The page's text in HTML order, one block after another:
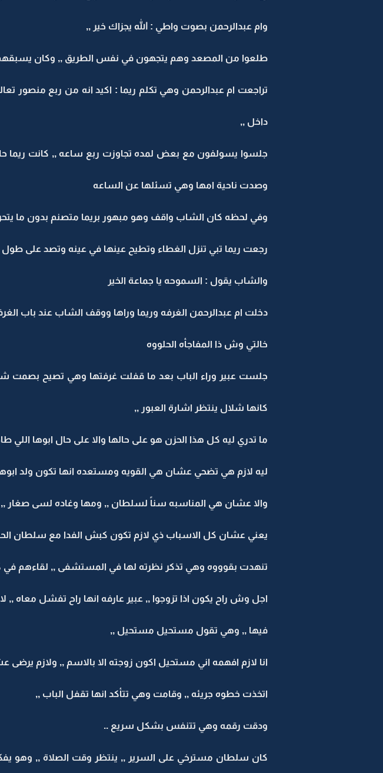
وام عبدالرحمن بصوت واطي : الله يجزاك خير ,,
طلعوا من المصعد وهم يتجهون في نفس الطريق ,, وكان
تراجعت ام عبدالرحمن وهي تكلم ريما : اكيد انه من ربع منصور
داخل ,,
جلسوا يسولفون مع بعض لمده تجاوزت ربع ساعه ,, كانت ريما
وصدت ناحية امها وهي تسئلها عن الساعه
وفي لحظه كان الشاب واقف وهو مبهور بريما متصنم بدون ما
رجعت ريما تبي تنزل الغطاء وتطيح عينها في عينه وتصد على
والشاب يقول : السموحه يا جماعة الخير
دخلت ام عبدالرحمن الغرفه وريما وراها ووقف الشاب عند باب
خالتي وش ذا المفاجأه الحلووه
جلست عبير وراء الباب بعد ما قفلت غرفتها وهي تصيح بصمت
كانها شلال ينتظر اشارة العبور ,,
ما تدري ليه كل هذا الحزن هو على حالها والا على حال ابوها
ليه لازم هي تضحي عشان هي القويه ومستعده انها تكون ولد
والا عشان هي المناسبه سناً لسلطان ,, ومها وغاده لسى صغار ,,
يعني عشان كل الاسباب ذي لازم تكون كبش الفدا مع سلطان
تنهدت بقوووه وهي تذكر نظرته لها في المستشفى ,, لقاءهم في
اجل وش راح يكون اذا تزوجوا ,, عبير عارفه انها راح تفشل معاه ,,
فيها ,, وهي تقول مستحيل مستحيل ,,
انا لازم افهمه اني مستحيل اكون زوجته الا بالاسم ,, ولازم يرضى
اتخذت خطوه جريئه ,, وقامت وهي تتأكد انها تقفل الباب ,,
ودقت رقمه وهي تتنفس بشكل سريع ..
كان سلطان مسترخي على السرير ,, ينتظر وقت الصلاة ,, وهو